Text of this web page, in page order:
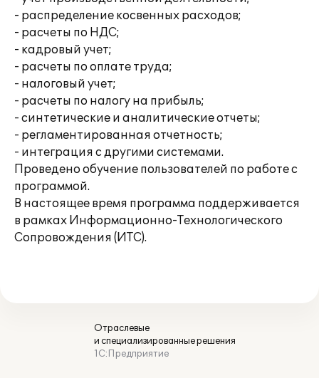
- распределение косвенных расходов;
- расчеты по НДС;
- кадровый учет;
- расчеты по оплате труда;
- налоговый учет;
- расчеты по налогу на прибыль;
- синтетические и аналитические отчеты;
- регламентированная отчетность;
- интеграция с другими системами.
Проведено обучение пользователей по работе с
программой.
В настоящее время программа поддерживается
в рамках Информационно-Технологического
Сопровождения (ИТС).
Отраслевые
и специализированные решения
1С:Предприятие